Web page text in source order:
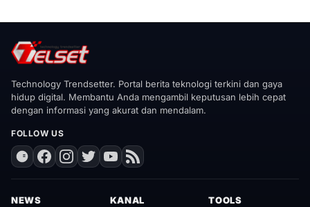
Technology Trendsetter. Portal berita teknologi terkini dan gaya
hidup digital. Membantu Anda mengambil keputusan lebih cepat
dengan informasi yang akurat dan mendalam.
FOLLOW US
NEWS KANAL TOOLS